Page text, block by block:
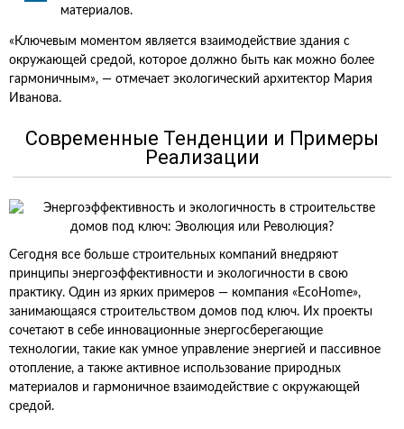
материалов.
«Ключевым моментом является взаимодействие здания с
окружающей средой, которое должно быть как можно более
гармоничным», — отмечает экологический архитектор Мария
Иванова.
Современные Тенденции и Примеры
Реализации
Сегодня все больше строительных компаний внедряют
принципы энергоэффективности и экологичности в свою
практику. Один из ярких примеров — компания «EcoHome»,
занимающаяся строительством домов под ключ. Их проекты
сочетают в себе инновационные энергосберегающие
технологии, такие как умное управление энергией и пассивное
отопление, а также активное использование природных
материалов и гармоничное взаимодействие с окружающей
средой.